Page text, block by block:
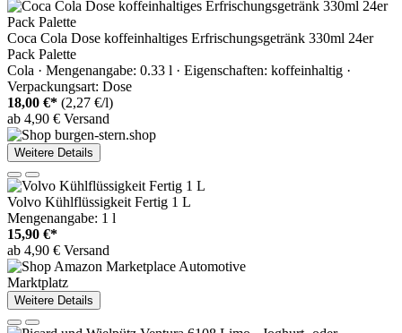
Coca Cola Dose koffeinhaltiges Erfrischungsgetränk 330ml 24er
Pack Palette
Cola · Mengenangabe: 0.33 l · Eigenschaften: koffeinhaltig ·
Verpackungsart: Dose
18,00 €* (2,27 €/l)
ab 4,90 € Versand
Weitere Details
Volvo Kühlflüssigkeit Fertig 1 L
Mengenangabe: 1 l
15,90 €*
ab 4,90 € Versand
Marktplatz
Weitere Details